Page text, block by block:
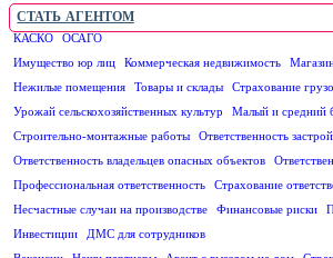
СТАТЬ АГЕНТОМ
КАСКО ОСАГО
Имущество юр лиц
Коммерческая недвижимость
Нежилые помещения
Товары и склады
Страхование
Урожай сельскохозяйственных культур
Малый и средний
Строительно-монтажные работы
Ответственность
Ответственность владельцев опасных объектов
Профессиональная ответственность
Страхование
Несчастные случаи на производстве
Финансовые риски
Инвестиции
ДМС для сотрудников